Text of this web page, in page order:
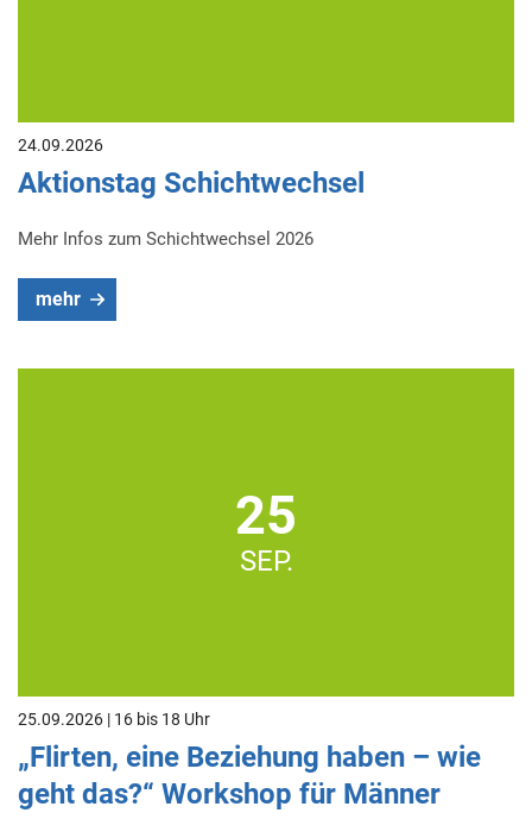
24.09.2026
Aktionstag Schichtwechsel
Mehr Infos zum Schichtwechsel 2026
mehr
25
SEP.
25.09.2026 | 16 bis 18 Uhr
„Flirten, eine Beziehung haben – wie
geht das?“ Workshop für Männer